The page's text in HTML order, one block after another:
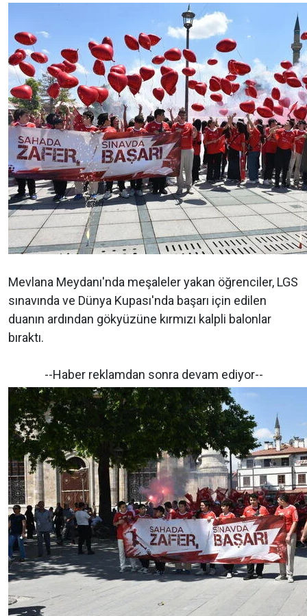
Mevlana Meydanı'nda meşaleler yakan öğrenciler, LGS
sınavında ve Dünya Kupası'nda başarı için edilen
duanın ardından gökyüzüne kırmızı kalpli balonlar
bıraktı.
--Haber reklamdan sonra devam ediyor--